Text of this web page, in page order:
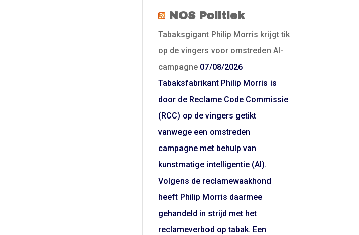
NOS Politiek
Tabaksgigant Philip Morris krijgt tik
op de vingers voor omstreden AI-
campagne 07/08/2026
Tabaksfabrikant Philip Morris is
door de Reclame Code Commissie
(RCC) op de vingers getikt
vanwege een omstreden
campagne met behulp van
kunstmatige intelligentie (AI).
Volgens de reclamewaakhond
heeft Philip Morris daarmee
gehandeld in strijd met het
reclameverbod op tabak. Een